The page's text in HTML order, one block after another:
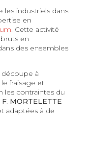
les industriels dans
en
. Cette activité
en
des ensembles
découpe à
fraisage et
les contraintes du
F. MORTELETTE
adaptées à de